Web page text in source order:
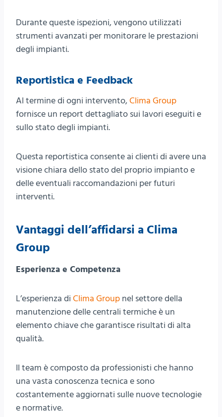
Durante queste ispezioni, vengono utilizzati
strumenti avanzati per monitorare le prestazioni
degli impianti.
Reportistica e Feedback
Al termine di ogni intervento,Clima Group
fornisce un report dettagliato sui lavori eseguiti e
sullo stato degli impianti.
Questa reportistica consente ai clienti di avere una
visione chiara dello stato del proprio impianto e
delle eventuali raccomandazioni per futuri
interventi.
Vantaggi dell’affidarsi a Clima
Group
Esperienza e Competenza
L’esperienza di Clima Group nel settore della
manutenzione delle centrali termiche è un
elemento chiave che garantisce risultati di alta
qualità.
Il team è composto da professionisti che hanno
una vasta conoscenza tecnica e sono
costantemente aggiornati sulle nuove tecnologie
e normative.